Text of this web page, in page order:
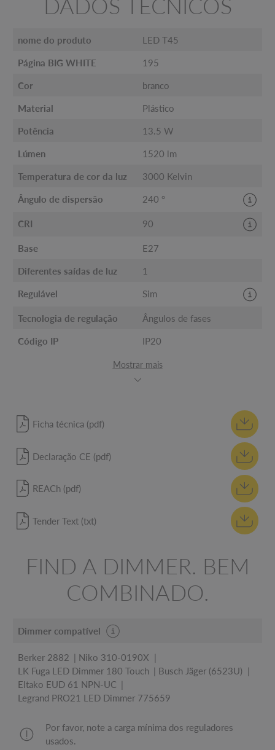
DADOS TÉCNICOS
nome do produto LED T45
Página BIG WHITE 195
Cor branco
Material Plástico
Potência 13.5 W
Lúmen 1520 lm
Temperatura de cor da luz 3000 Kelvin
Ângulo de dispersão 240 °
CRI 90
Base E27
Diferentes saídas de luz 1
Regulável Sim
Tecnologia de regulação Ângulos de fases
Código IP IP20
Mostrar mais
Ficha técnica (pdf)
Declaração CE (pdf)
REACh (pdf)
Tender Text (txt)
FIND A DIMMER. BEM
COMBINADO.
Dimmer compatível
Berker 2882
Niko 310-0190X
LK Fuga LED Dimmer 180 Touch
Busch Jäger (6523U)
Eltako EUD 61 NPN-UC
Legrand PRO21 LED Dimmer 775659
Por favor, note a carga mínima dos reguladores
usados.